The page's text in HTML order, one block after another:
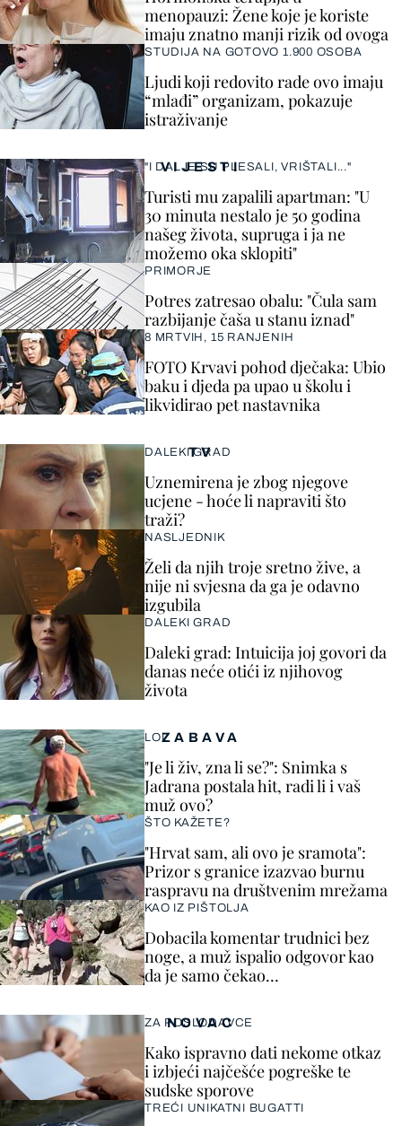
VIJESTI
"I DALJE SU PLESALI, VRIŠTALI..."
Turisti mu zapalili apartman: "U
30 minuta nestalo je 50 godina
našeg života, supruga i ja ne
možemo oka sklopiti"
PRIMORJE
Potres zatresao obalu: "Čula sam
razbijanje čaša u stanu iznad"
8 MRTVIH, 15 RANJENIH
FOTO Krvavi pohod dječaka: Ubio
baku i djeda pa upao u školu i
likvidirao pet nastavnika
menopauzi: Žene koje je koriste
imaju znatno manji rizik od ovoga
STUDIJA NA GOTOVO 1.900 OSOBA
Ljudi koji redovito rade ovo imaju
“mlađi” organizam, pokazuje
istraživanje
ZABAVA
LOL
"Je li živ, zna li se?": Snimka s
Jadrana postala hit, radi li i vaš
muž ovo?
ŠTO KAŽETE?
"Hrvat sam, ali ovo je sramota":
Prizor s granice izazvao burnu
raspravu na društvenim mrežama
KAO IZ PIŠTOLJA
Dobacila komentar trudnici bez
noge, a muž ispalio odgovor kao
da je samo čekao…
TV
DALEKI GRAD
Uznemirena je zbog njegove
ucjene - hoće li napraviti što
traži?
NASLJEDNIK
Želi da njih troje sretno žive, a
nije ni svjesna da ga je odavno
izgubila
DALEKI GRAD
Daleki grad: Intuicija joj govori da
danas neće otići iz njihovog
života
NOVAC
ZA POSLODAVCE
Kako ispravno dati nekome otkaz
i izbjeći najčešće pogreške te
sudske sporove
TREĆI UNIKATNI BUGATTI